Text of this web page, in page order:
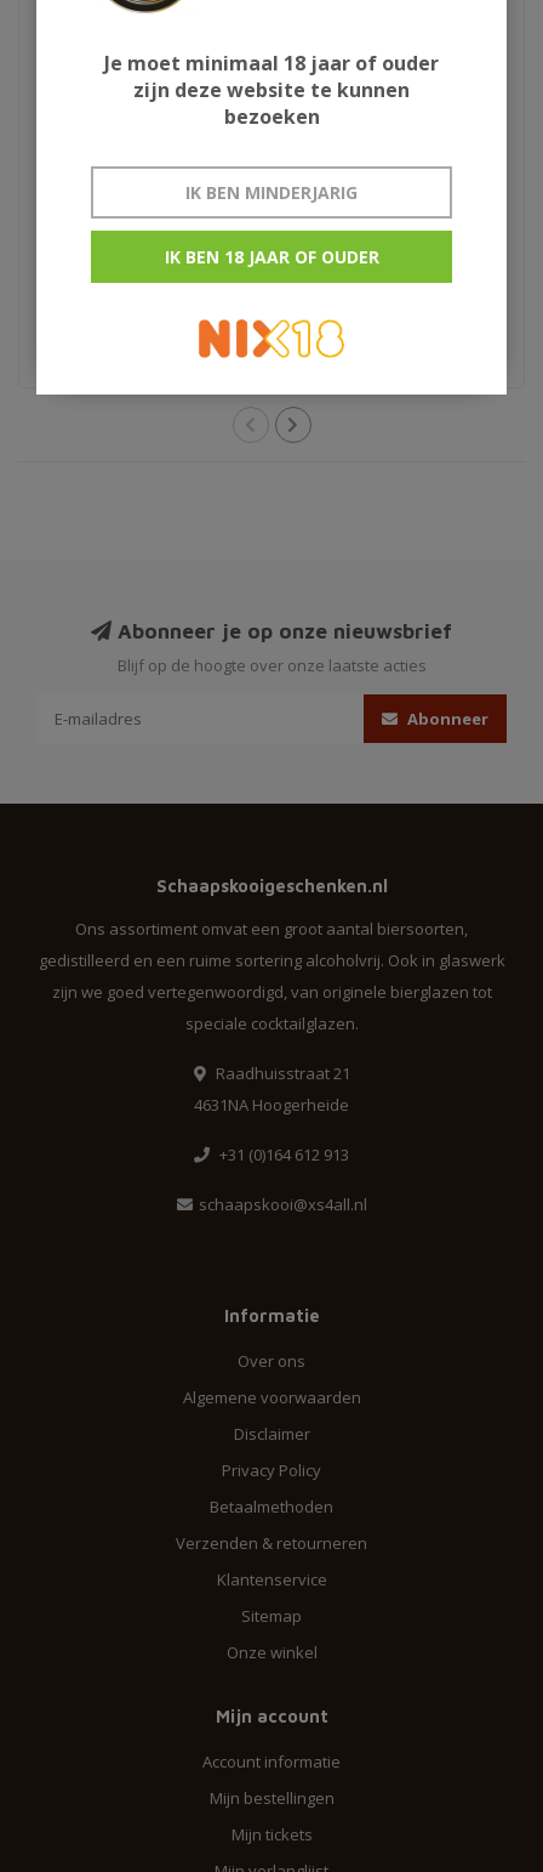
€169,95
Arran Remnant
Renegade
€93,95
Edition 1 Signature Series
Abonneer je op onze nieuwsbrief
Blijf op de hoogte over onze laatste acties
Abonneer
Schaapskooigeschenken.nl
Ons assortiment omvat een groot aantal biersoorten,
gedistilleerd en een ruime sortering alcoholvrij. Ook in glaswerk
zijn we goed vertegenwoordigd, van originele bierglazen tot
speciale cocktailglazen.
Raadhuisstraat 21
4631NA Hoogerheide
+31 (0)164 612 913
schaapskooi@xs4all.nl
Informatie
Over ons
Algemene voorwaarden
Disclaimer
Privacy Policy
Betaalmethoden
Verzenden & retourneren
Klantenservice
Sitemap
Onze winkel
Mijn account
Account informatie
Mijn bestellingen
Mijn tickets
Je moet minimaal 18 jaar of ouder
zijn deze website te kunnen
bezoeken
IK BEN MINDERJARIG
IK BEN 18 JAAR OF OUDER